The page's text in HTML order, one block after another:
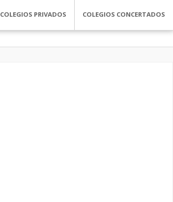
COLEGIOS PRIVADOS COLEGIOS CONCERTADOS